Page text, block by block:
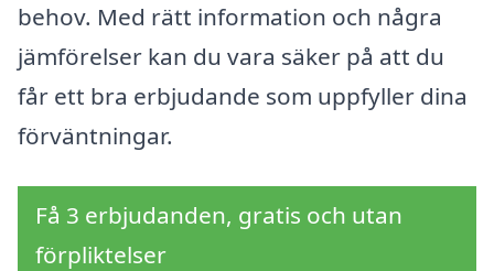
behov. Med rätt information och några
jämförelser kan du vara säker på att du
får ett bra erbjudande som uppfyller dina
förväntningar.
Få 3 erbjudanden, gratis och utan
förpliktelser